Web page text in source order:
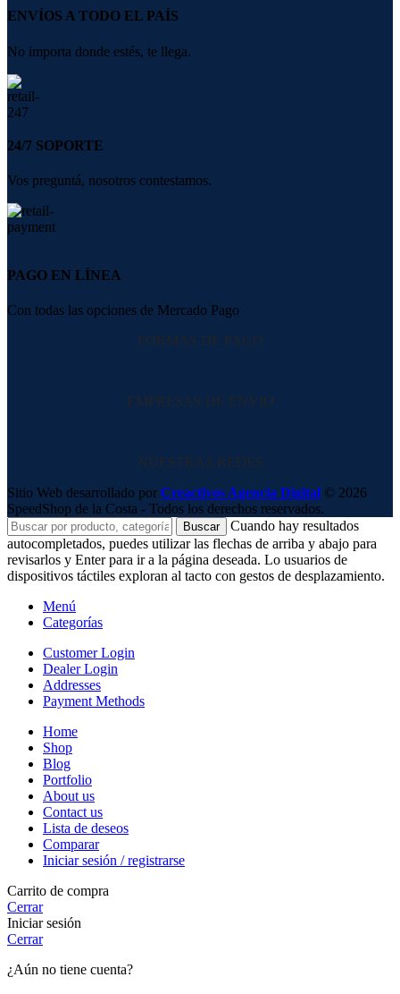
ENVÍOS A TODO EL PAÍS
No importa donde estés, te llega.
24/7 SOPORTE
Vos preguntá, nosotros contestamos.
PAGO EN LÍNEA
Con todas las opciones de Mercado Pago
FORMAS DE PAGO
EMPRESAS DE ENVIO
NUESTRAS REDES
Sitio Web desarrollado por Creactivos Agencia Digital © 2026
SpeedShop de la Costa - Todos los derechos reservados.
Buscar
Cuando hay resultados
autocompletados, puedes utilizar las flechas de arriba y abajo para
revisarlos y Enter para ir a la página deseada. Lo usuarios de
dispositivos táctiles exploran al tacto con gestos de desplazamiento.
Menú
Categorías
Customer Login
Dealer Login
Addresses
Payment Methods
Home
Shop
Blog
Portfolio
About us
Contact us
Lista de deseos
Comparar
Iniciar sesión / registrarse
Carrito de compra
Cerrar
Iniciar sesión
Cerrar
¿Aún no tiene cuenta?